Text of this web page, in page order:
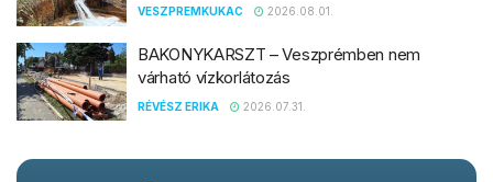
VESZPREMKUKAC 2026.08.01.
BAKONYKARSZT – Veszprémben nem
várható vízkorlátozás
RÉVÉSZ ERIKA 2026.07.31.